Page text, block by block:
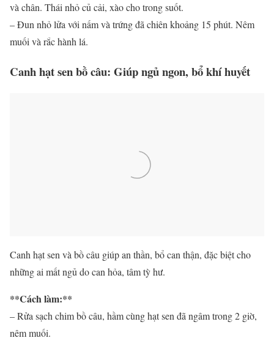
và chân. Thái nhỏ củ cải, xào cho trong suốt.
– Đun nhỏ lửa với nấm và trứng đã chiên khoảng 15 phút. Nêm
muối và rắc hành lá.
Canh hạt sen bồ câu: Giúp ngủ ngon, bổ khí huyết
Canh hạt sen và bồ câu giúp an thần, bổ can thận, đặc biệt cho
những ai mất ngủ do can hỏa, tâm tỳ hư.
**Cách làm:**
– Rửa sạch chim bồ câu, hầm cùng hạt sen đã ngâm trong 2 giờ,
nêm muối.